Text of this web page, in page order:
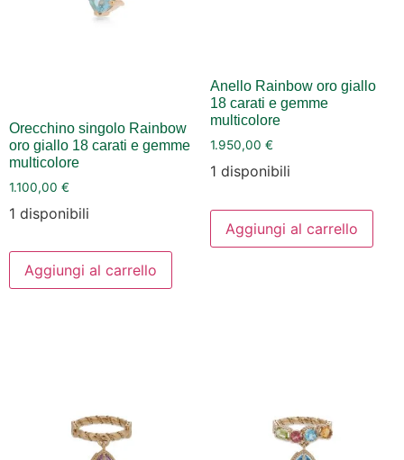
Orecchino singolo Rainbow
oro giallo 18 carati e gemme
multicolore
1.100,00 €
1 disponibili
Aggiungi al carrello
Anello Rainbow oro giallo
18 carati e gemme
multicolore
1.950,00 €
1 disponibili
Aggiungi al carrello